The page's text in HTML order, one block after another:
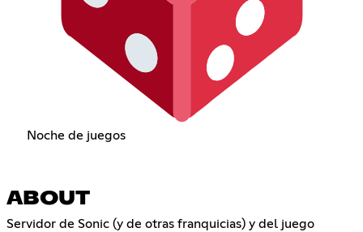
Noche de juegos
ABOUT
Servidor de Sonic (y de otras franquicias) y del juego